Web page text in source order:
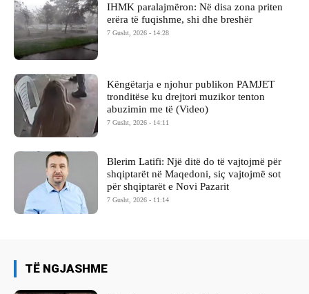
IHMK paralajmëron: Në disa zona priten
erëra të fuqishme, shi dhe breshër
7 Gusht, 2026 - 14:28
Këngëtarja e njohur publikon PAMJET
tronditëse ku drejtori muzikor tenton
abuzimin me të (Video)
7 Gusht, 2026 - 14:11
Blerim Latifi: Një ditë do të vajtojmë për
shqiptarët në Maqedoni, siç vajtojmë sot
për shqiptarët e Novi Pazarit
7 Gusht, 2026 - 11:14
TË NGJASHME